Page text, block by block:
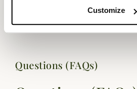
Customize
Vert
Questions (FAQs)